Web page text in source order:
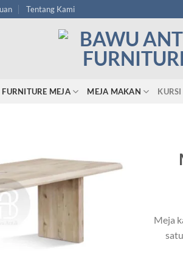
Tentang Kami
FURNITURE MEJA MEJA MAKAN KURSI
Meja